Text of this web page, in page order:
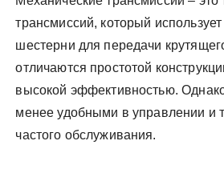
трансмиссий, который
шестерни для передачи
отличаются простотой
высокой эффективностью.
менее удобными в управлении и
частого обслуживания.